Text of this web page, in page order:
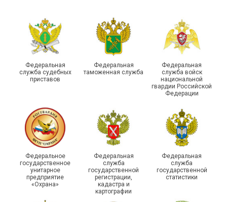
Единство традиций и сила
организаций ГУФСИН
России по Пермскому
краю приняли участие в
туристическом слете
215-й юбилей
государственной
статистики отметили в
Республике Саха (Якутия)
Храбрым детям – добрые
подарки
Федеральная
служба судебных
приставов
Федеральная
таможенная служба
Федеральная
служба войск
национальной
гвардии Российской
Федерации
Федеральное
государственное
унитарное
предприятие
«Охрана»
Федеральная
служба
государственной
регистрации,
кадастра и
картографии
Федеральная
служба
государственной
статистики